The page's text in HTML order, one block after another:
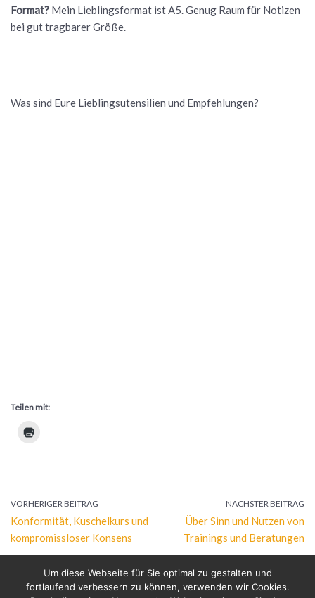
Format? Mein Lieblingsformat ist A5. Genug Raum für Notizen
bei gut tragbarer Größe.
Was sind Eure Lieblingsutensilien und Empfehlungen?
Teilen mit:
VORHERIGER BEITRAG
Konformität, Kuschelkurs und
kompromissloser Konsens
NÄCHSTER BEITRAG
Über Sinn und Nutzen von
Trainings und Beratungen
Um diese Webseite für Sie optimal zu gestalten und
fortlaufend verbessern zu können, verwenden wir Cookies.